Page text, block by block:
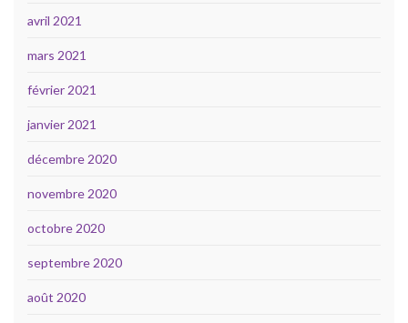
avril 2021
mars 2021
février 2021
janvier 2021
décembre 2020
novembre 2020
octobre 2020
septembre 2020
août 2020